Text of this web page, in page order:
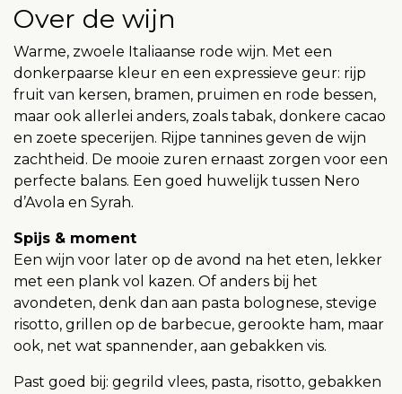
Over de wijn
Warme, zwoele Italiaanse rode wijn. Met een
donkerpaarse kleur en een expressieve geur: rijp
fruit van kersen, bramen, pruimen en rode bessen,
maar ook allerlei anders, zoals tabak, donkere cacao
en zoete specerijen. Rijpe tannines geven de wijn
zachtheid. De mooie zuren ernaast zorgen voor een
perfecte balans. Een goed huwelijk tussen Nero
d’Avola en Syrah.
Spijs & moment
Een wijn voor later op de avond na het eten, lekker
met een plank vol kazen. Of anders bij het
avondeten, denk dan aan pasta bolognese, stevige
risotto, grillen op de barbecue, gerookte ham, maar
ook, net wat spannender, aan gebakken vis.
Past goed bij: gegrild vlees, pasta, risotto, gebakken